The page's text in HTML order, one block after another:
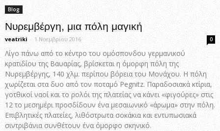
Blog
Νυρεμβέργη, μια πόλη μαγική
veatriki - 1 Νοεμβρίου 2016 0
Λίγο πάνω από το κέντρο του ομόσπονδου γερμανικού
κρατιδίου της Βαυαρίας, βρίσκεται η όμορφη πόλη της
Νυρεμβέργης, 140 χλμ. περίπου βόρεια του Μονάχου. Η πόλη
χωρίζεται στα δυο από τον ποταμό Pegnitz. Παραδοσιακά κτίρια,
γοτθικοί ναοί και το ρολόι της πλατείας να κάνει «φιγούρες» στις
12 το μεσημέρι προσδίδουν ένα μεσαιωνικό «άρωμα» στην πόλη.
Επιβλητικές πλατείες, λιθόστρωτα σοκάκια και εντυπωσιακά
σιντριβάνια συνθέτουν ένα όμορφο σκηνικό.